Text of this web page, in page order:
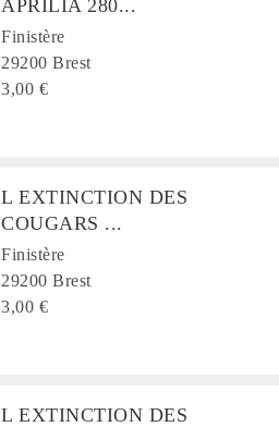
APRILIA 280...
Finistère
29200 Brest
3,00 €
L EXTINCTION DES
COUGARS ...
Finistère
29200 Brest
3,00 €
L EXTINCTION DES